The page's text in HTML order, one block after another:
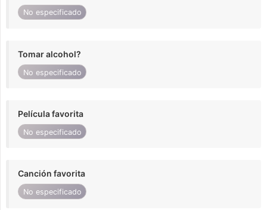
No especificado
Tomar alcohol?
No especificado
Película favorita
No especificado
Canción favorita
No especificado